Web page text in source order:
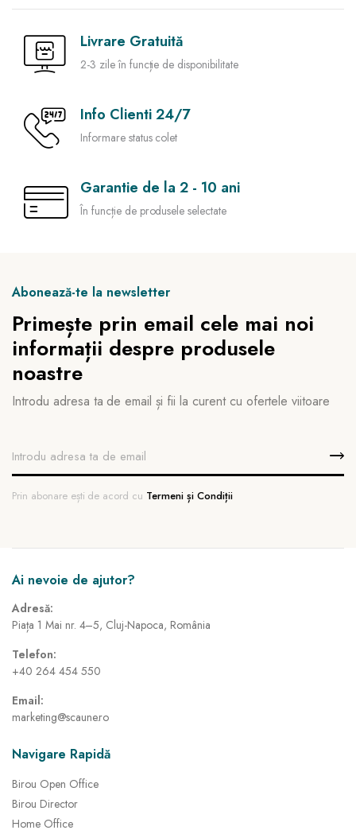
Livrare Gratuită
2-3 zile în funcție de disponibilitate
Info Clienti 24/7
Informare status colet
Garantie de la 2 - 10 ani
În funcție de produsele selectate
Abonează-te la newsletter
Primește prin email cele mai noi
informații despre produsele
noastre
Introdu adresa ta de email și fii la curent cu ofertele viitoare
Prin abonare ești de acord cu Termeni și Condiții
Ai nevoie de ajutor?
Adresă:
Piața 1 Mai nr. 4–5, Cluj-Napoca, România
Telefon:
+40 264 454 550
Email:
marketing@scaune.ro
Navigare Rapidă
Birou Open Office
Birou Director
Home Office